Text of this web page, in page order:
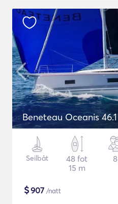
Beneteau Oceanis 46.1
Seilbåt
48 fot
15 m
8
$907 /natt